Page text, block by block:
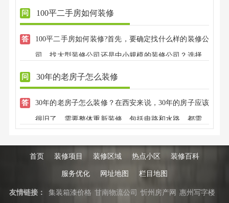
效果不易把控，后期没有保修；找装修公司，有专业的
设计师全程把控，完全不用担心效果，而且，兴唐装饰
还免费赠送装修效果图，没有真正装修前，就大致知道
自己家的装修效果了。
100平二手房如何装修
100平二手房如何装修?首先，要确定找什么样的装修公
司，找大型装修公司还是中小规模的装修公司？选择半
包还是全包？准备简单装修还是讲究装修风格？这些都
是考虑的基础，在此基础上然后找一家靠谱的、口碑好
的装修公司。
30年的老房子怎么装修
30年的老房子怎么装修？在西安来说，30年的房子应该
很旧了，需要整体重新装修，包括电路和水路，都需要
箱，水管应该是镀锌管，也已经锈迹斑斑，需要换成
首页 装修项目 装修区域 热点小区 装修百科
服务优化 网址地图 栏目地图
友情链接： 集装箱漆价格 甘南物流公司 忻州房产网 惠州写字楼